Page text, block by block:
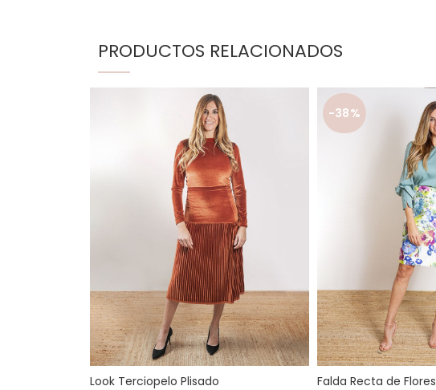
PRODUCTOS RELACIONADOS
Look Terciopelo Plisado
-38%
Falda Recta de Flores